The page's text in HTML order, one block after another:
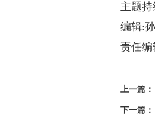
主题
编辑:
责任
上一篇：
下一篇：